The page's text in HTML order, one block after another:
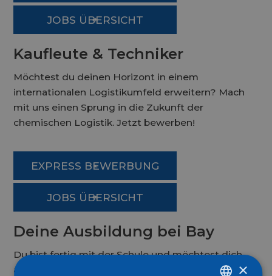
JOBS ÜBERSICHT
Kaufleute & Techniker
Möchtest du deinen Horizont in einem
internationalen Logistikumfeld erweitern? Mach
mit uns einen Sprung in die Zukunft der
chemischen Logistik. Jetzt bewerben!
EXPRESS BEWERBUNG
JOBS ÜBERSICHT
Deine Ausbildung bei Bay
Du bist fertig mit der Schule und möchtest dich
als Azubi bewerben? Mit uns bist du direkt am
×